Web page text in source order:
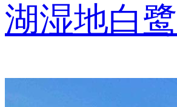
湖湿地白